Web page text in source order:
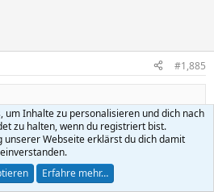
#1,885
bleiben.
um Inhalte zu personalisieren und dich nach
zu halten, wenn du registriert bist.
unserer Webseite erklärst du dich damit
einverstanden.
Erfahre mehr…